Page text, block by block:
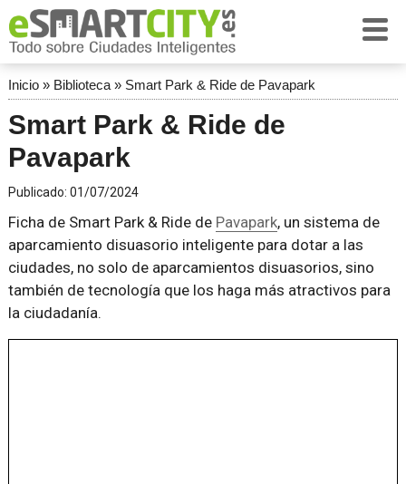
Inicio» Biblioteca» Smart Park & Ride de Pavapark
Smart Park & Ride de
Pavapark
Publicado: 01/07/2024
Ficha de Smart Park & Ride de Pavapark, un sistema de
aparcamiento disuasorio inteligente para dotar a las
ciudades, no solo de aparcamientos disuasorios, sino
también de tecnología que los haga más atractivos para
la ciudadanía.